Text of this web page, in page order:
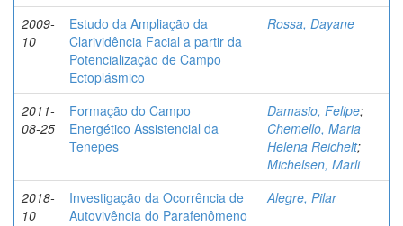
2009-
10
Estudo da Ampliação da
Clarividência Facial a partir da
Potencialização de Campo
Ectoplásmico
Rossa, Dayane
2011-
08-25
Formação do Campo
Energético Assistencial da
Tenepes
Damasio, Felipe;
Chemello, Maria
Helena Reichelt;
Michelsen, Marli
2018-
10
Investigação da Ocorrência de
Autovivência do Parafenômeno
Alegre, Pilar